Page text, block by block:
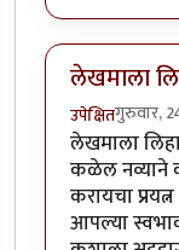
लेखमाला
उपेक्षितगुरुवार,
लेखमाला
कळेल नव्याने
करायचा
आपल्या